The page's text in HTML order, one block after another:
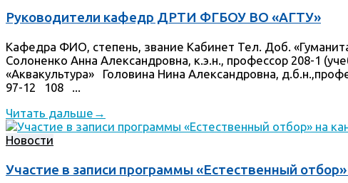
Руководители кафедр ДРТИ ФГБОУ ВО «АГТУ»
Кафедра ФИО, степень, звание Кабинет Тел. Доб.
Солоненко Анна Александровна, к.э.н., профессор 208-1
«Аквакультура» Головина Нина Александровна,
97-12 108 ...
Читать дальше →
Новости
Участие в записи программы «Естественный